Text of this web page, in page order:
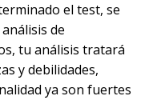
el test, se
de
tu análisis tratará
y debilidades,
ya son fuertes